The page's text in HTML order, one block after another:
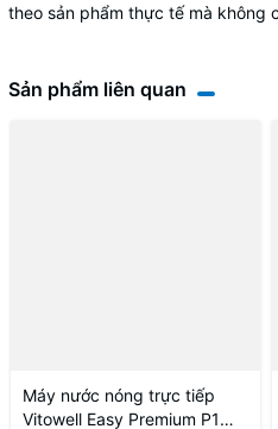
theo sản phẩm thực tế mà không
Sản phẩm liên quan
Máy nước nóng trực tiếp
Vitowell Easy Premium P1